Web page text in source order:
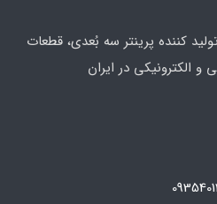
کننده پرینتر سه بُعدی، قطعات
و الکترونیکی در ایران